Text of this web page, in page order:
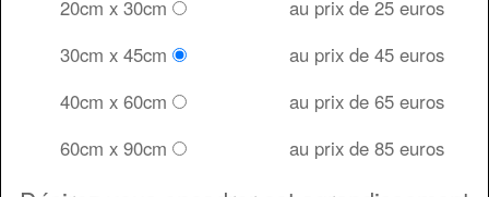
20cm x 30cm
au prix de 25 euros
30cm x 45cm
au prix de 45 euros
40cm x 60cm
au prix de 65 euros
60cm x 90cm
au prix de 85 euros